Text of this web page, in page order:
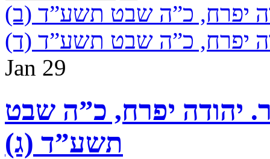
יפרח, כ”ה שבט תשע”ד (ב)
יפרח, כ”ה שבט תשע”ד (ד)
Jan 29
יהודה יפרח, כ”ה שבט
תשע”ד (ג)